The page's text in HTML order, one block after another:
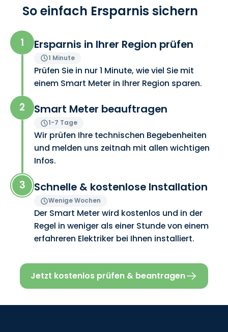
So einfach Ersparnis sichern
1 Ersparnis in Ihrer Region prüfen
1 Minute
Prüfen Sie in nur 1 Minute, wie viel Sie mit
einem Smart Meter in Ihrer Region sparen.
2 Smart Meter beauftragen
1-7 Tage
Wir prüfen Ihre technischen Begebenheiten
und melden uns zeitnah mit allen wichtigen
Infos.
3 Schnelle & kostenlose Installation
Wenige Wochen
Der Smart Meter wird kostenlos und in der
Regel in weniger als einer Stunde von einem
erfahreren Elektriker bei Ihnen installiert.
Jetzt kostenlos prüfen & beantragen